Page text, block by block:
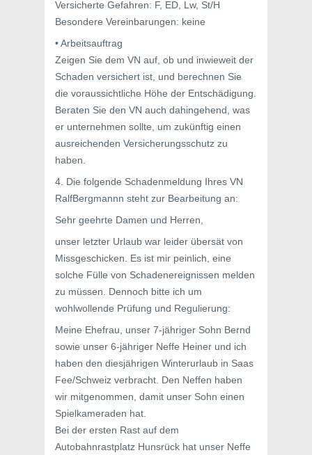
Versicherte Gefahren: F, ED, Lw, St/H
Besondere Vereinbarungen: keine
• Arbeitsauftrag
Zeigen Sie dem VN auf, ob und inwieweit der
Schaden versichert ist, und berechnen Sie
die voraussichtliche Höhe der Entschädigung.
Beraten Sie den VN auch dahingehend, was
er unternehmen sollte, um zukünftig einen
ausreichenden Versicherungsschutz zu
haben.
4. Die folgende Schadenmeldung Ihres VN
RalfBergmannn steht zur Bearbeitung an:
Sehr geehrte Damen und Herren,
unser letzter Urlaub war leider übersät von
Missgeschicken. Es ist mir peinlich, eine
solche Fülle von Schadenereignissen melden
zu müssen. Dennoch bitte ich um
wohlwollende Prüfung und Regulierung:
Meine Ehefrau, unser 7-jähriger Sohn Bernd
sowie unser 6-jähriger Neffe Heiner und ich
haben den diesjährigen Winterurlaub in Saas
Fee/Schweiz verbracht. Den Neffen haben
wir mitgenommen, damit unser Sohn einen
Spielkameraden hat.
Bei der ersten Rast auf dem
Autobahnrastplatz Hunsrück hat unser Neffe